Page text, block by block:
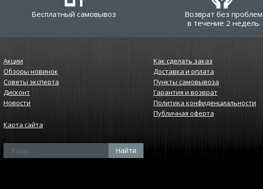
Бесплатный самовывоз
Возврат без проблем
в течение 2 недель
Акции
Обзоры новинок
Советы эксперта
Дисконт
Новости
Карта сайта
Как сделать заказ
Доставка и оплата
Пункты самовывоза
Гарантия и возврат
Политика конфиденциальности
Публичная оферта